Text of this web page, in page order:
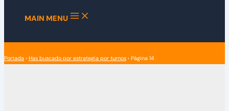
MAIN MENU
Portada › Has buscado por estrategia por turnos › Página 14